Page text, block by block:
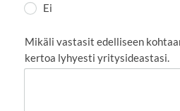
Ei
Mikäli vastasit edelliseen
kertoa lyhyesti yritysideastasi.